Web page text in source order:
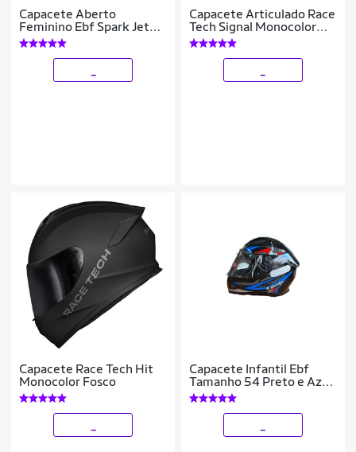
Capacete Aberto
Feminino Ebf Spark Jet
Borboleta Preto e Moto
Capacete Articulado Race
Tech Signal Monocolor
Titanium Robocop
Escamoteável
Capacete Race Tech Hit
Monocolor Fosco
Capacete Infantil Ebf
Tamanho 54 Preto e Azul
Brilhante